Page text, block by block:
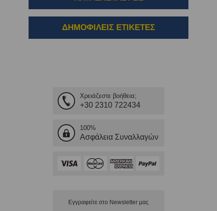
ΔΗΜΟΦΙΛΕΙΣ ΕΤΙΚΕΤΕΣ
Χρειάζεστε βοήθεια;
+30 2310 722434
100%
Ασφάλεια Συναλλαγών
Εγγραφείτε στο Νewsletter μας